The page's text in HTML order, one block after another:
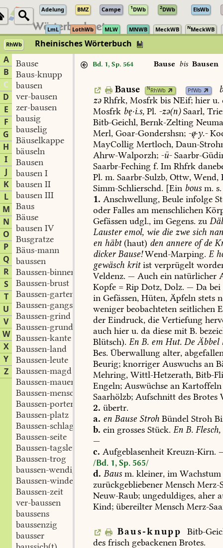
Adelung BMZ Campe 1DWb 2DWb ElsWb
LmL LothWb MLW MNWB MeckWB NMeckWB
RhWb
Rheinisches Wörterbuch
A
B
C
D
E
F
G
H
I
J
K
L
M
N
O
P
Q
R
S
T
U
V
W
X
Y
Z
Bause
Baus-knupp
bausen
ver-bausen
zer-bausen
bausig
bauselig
Bäuselkappe
bäuseln
Bausen
bausen I
bausen II
bausen III
Baus
Bäuse
bausen IV
Busgratze
Bäus-mann
baussen
Baussen-binner
Baussen-brust
Baussen-garten
Baussen-gangs
Baussen-grind
Baussen-grund
Baussen-kante
Baussen-land
Baussen-leute
Baussen-magd
Baussen-mauer
Baussen-menschen
Baussen-porter
Baussen-platz
Baussen-schlag
Baussen-seite
Baussen-tagsleute
Baussen-trog
baussen-wendig
Baussen-windel
Baussen-zeit
ver-baussen
baussens
baussenzig
bausser
Bd. 1, Sp. 564 Bause bis Bausen
Bause NRhWb PfWb
zəRhfrk, Mosfrk bis NEif; hier u.
Mosfrk bę·i.s, Pl. -zə(n) Saarl,
Bitb-Geichl, Bernk-Zelting
Merl, Goar-Gondershsn; -·y.-
MayCollig Mertloch, Daun-
Ahrw-Walporzh; -ū- Saarbr-
Saarbr-Feching f. Im Rhfrk
Pl. m. Saarbr-Sulzb, Ottw, Wend,
Simm-Schlierschd. [Ein bous m. s.
1. Anschwellung, Beule infolge
oder Falles am menschlichen
Gefässen udgl., im Gegens. zu
Lausteremol, wie die zwe sich
en häbt(haut) den annere ofde
dickerBause! Wend-Marping. E
gewäsch kritist verprügelt
Veldenz. — Auch ein natürlicher
Kopfe = Rip Dotz, Dolz. — Da bei
in Gefässen, Hüten, Äpfeln stets
weniger beobachteten seitlichen
der Eindruck, die Vertiefung
auch hier u. da diese mit B.
Blütsch). En B. em Hut. De Äbbel
Bes. Überwallung alter,
Beurig; knorriger Auswuchs an
Mehring, Wittl-Hetzerath, Bitb-
Engeln; Auswüchse an Kartoffeln
Saarhölzb; Aufschnitt des Brotes
2. übertr.
a. en Bause Stroh Bündel Stroh
b. ein grosses Stück. En B. Flesch,
—
c. Aufgeblasenheit Kreuzn-Kirn.
/Bd. 1, Sp. 565/
d. Baus m. kleiner, im Wachstum
zurückgebliebener Mensch Merz-
Neuw-Raub; ungeduldiges, aher
Kind; übereilter Mensch Merz-
Baus-knupp
Bitb-
des frisch gebackenen Brotes.